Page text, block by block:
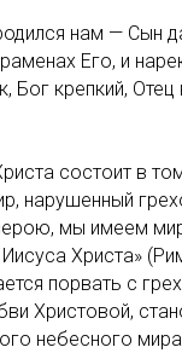
нам — Сын
Его, и
Бог крепкий, Отец
состоит в
нарушенный
мы имеем
Христа»
порвать с
Христовой,
небесного